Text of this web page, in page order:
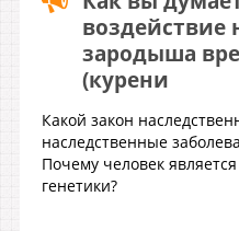
воздействие
зародыша
(курени
Какой закон
наследственные
Почему человек
генетики?